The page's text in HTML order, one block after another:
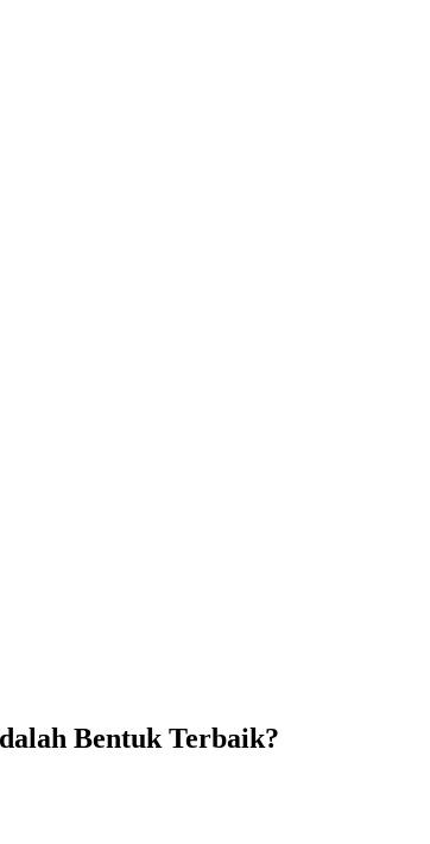
Bentuk Terbaik?